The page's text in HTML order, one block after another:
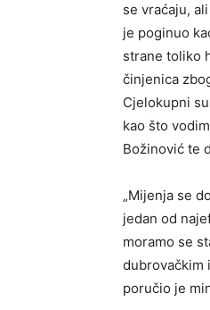
se vraćaju,
je poginuo
strane toliko
činjenica
Cjelokupni
kao što
Božinović te
„Mijenja se
jedan od
moramo se
dubrovačkim
poručio je